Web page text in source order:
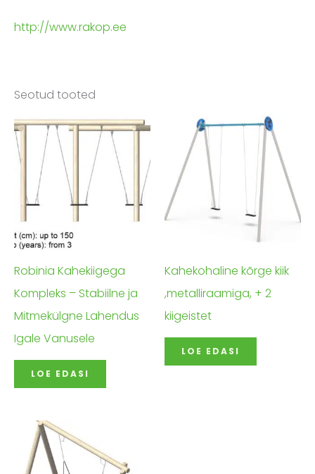
http://www.rakop.ee
Seotud tooted
Robinia Kahekiigega
Kompleks – Stabiilne ja
Mitmekülgne Lahendus
Igale Vanusele
LOE EDASI
Kahekohaline kõrge kiik
,metalliraamiga, + 2
kiigeistet
LOE EDASI